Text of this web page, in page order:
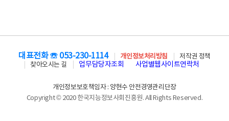
대표전화 ☏ 053-230-1114 개인정보처리방침
저작권 정책
찾아오시는 길
업무담당자조회 사업별웹사이트연락처
개인정보보호책임자 : 양현수 안전경영관리단장
Copyright © 2020 한국지능정보사회진흥원. All Rights Reserved.